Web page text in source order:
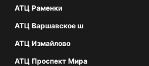
АТЦ Раменки
АТЦ Варшавское ш
АТЦ Измайлово
АТЦ Проспект Мира